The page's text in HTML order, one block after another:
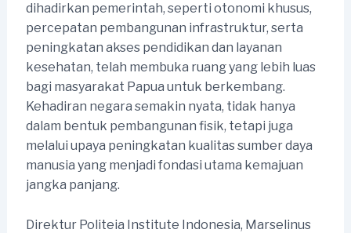
dihadirkan pemerintah, seperti otonomi khusus,
percepatan pembangunan infrastruktur, serta
peningkatan akses pendidikan dan layanan
kesehatan, telah membuka ruang yang lebih luas
bagi masyarakat Papua untuk berkembang.
Kehadiran negara semakin nyata, tidak hanya
dalam bentuk pembangunan fisik, tetapi juga
melalui upaya peningkatan kualitas sumber daya
manusia yang menjadi fondasi utama kemajuan
jangka panjang.
Direktur Politeia Institute Indonesia, Marselinus